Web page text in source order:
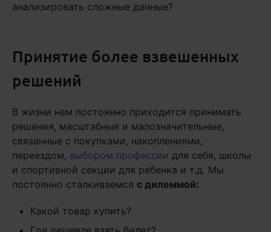
анализировать сложные данные?
Принятие более взвешенных
решений
В жизни нам постоянно приходится принимать
решения, масштабные и малозначительные,
связанные с покупками, накоплениями,
переездом, выбором профессии для себя, школы
и спортивной секции для ребенка и т.д. Мы
постоянно сталкиваемся с дилеммой:
Какой товар купить?